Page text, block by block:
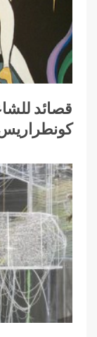
قصائد
كونطراريس